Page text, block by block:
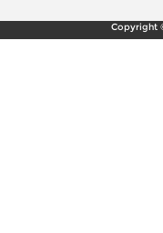
Copyright